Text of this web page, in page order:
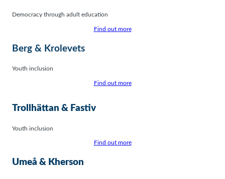
Democracy through adult education
Find out more
Berg & Krolevets
Youth inclusion
Find out more
Trollhättan & Fastiv
Youth inclusion
Find out more
Umeå & Kherson